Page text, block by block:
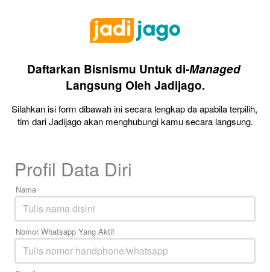
Daftarkan Bisnismu Untuk di-
Managed
Langsung Oleh Jadijago.
Silahkan isi form dibawah ini secara lengkap da apabila terpilih,
tim dari Jadijago akan menghubungi kamu secara langsung.
Profil Data Diri
Nama
Nomor Whatsapp Yang Aktif